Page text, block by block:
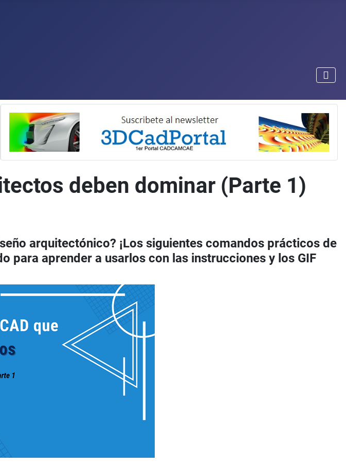
deben dominar (Parte 1)
arquitectónico? ¡Los siguientes comandos prácticos de
para aprender a usarlos con las instrucciones y los GIF